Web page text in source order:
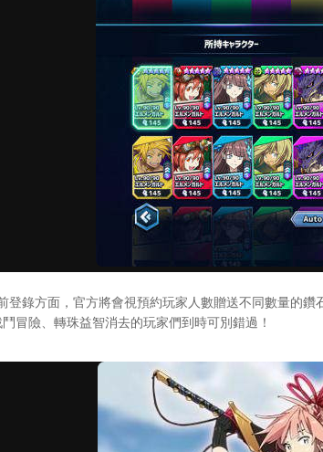
方面，官方將會視預約玩家人數贈送不同數量的鑽
冒險、轉珠益智消去的玩家們到時可別錯過！